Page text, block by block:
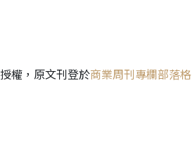
授權，原文刊登於商業周刊專欄部落格